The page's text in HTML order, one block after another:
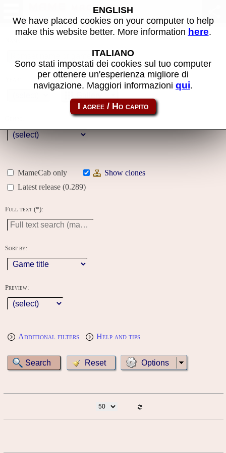
MAME machines
MameCab only
Show clones
Latest release (0.289)
Full text (*):
Sort by:
Preview:
Additional filters Help and tips
Options
ENGLISH
We have placed cookies on your computer to help
make this website better. More information here.
ITALIANO
Sono stati impostati dei cookies sul tuo computer
per ottenere un'esperienza migliore di
navigazione. Maggiori informazioni qui.